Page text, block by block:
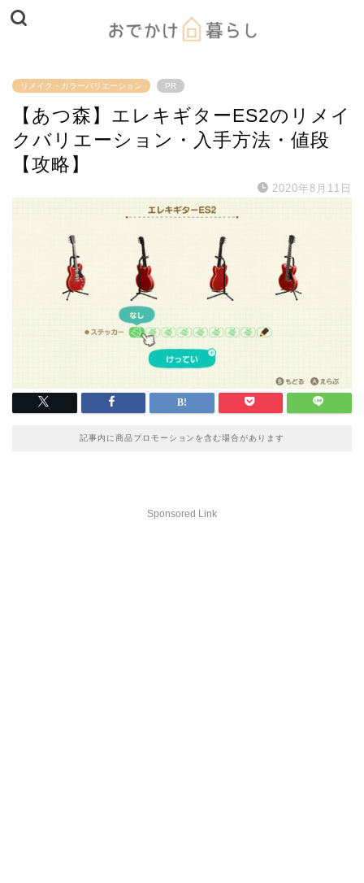
リメイク・カラーバリエーション PR
【あつ森】エレキギターES2のリメイ
クバリエーション・入手方法・値段
【攻略】
2020年8月11日
記事内に商品プロモーションを含む場合があります
Sponsored Link